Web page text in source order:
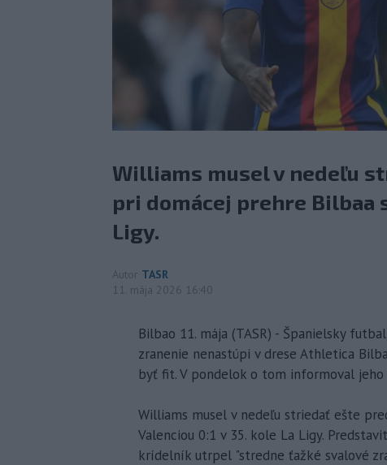
Williams musel v nedeľu
pri domácej prehre Bilbaa
Ligy.
Autor TASR
11. mája 2026 16:40
Bilbao 11. mája (TASR) - Španielsky
zranenie nenastúpi v drese Athletica
byť fit. V pondelok o tom informoval jeho
Williams musel v nedeľu striedať ešte
Valenciou 0:1 v 35. kole La Ligy.
krídelník utrpel "stredne ťažké svalové